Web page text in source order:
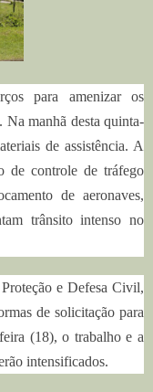
para amenizar os
Na manhã desta quinta-
de assistência. A
de controle de tráfego
de aeronaves,
trânsito intenso no
e Defesa Civil,
de solicitação para
(18), o trabalho e a
intensificados.